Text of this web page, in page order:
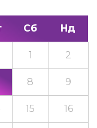
Сб Нд
1 2
8 9
15 16